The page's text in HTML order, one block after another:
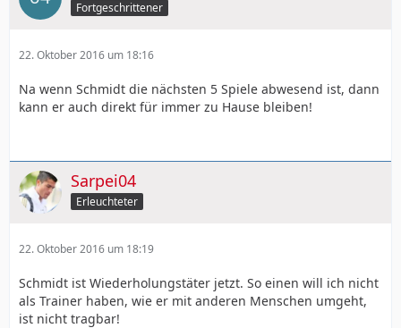
Fortgeschrittener
22. Oktober 2016 um 18:16
Na wenn Schmidt die nächsten 5 Spiele abwesend ist, dann
kann er auch direkt für immer zu Hause bleiben!
Sarpei04
Erleuchteter
22. Oktober 2016 um 18:19
Schmidt ist Wiederholungstäter jetzt. So einen will ich nicht
als Trainer haben, wie er mit anderen Menschen umgeht,
ist nicht tragbar!